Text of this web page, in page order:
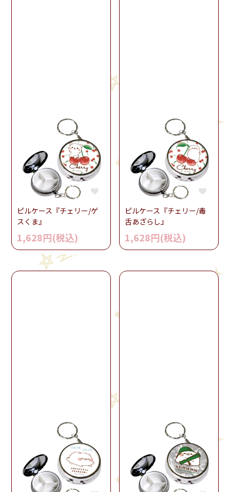
ピルケース『チェリー/ゲ
スくま』
1,628円(税込)
ピルケース『チェリー/毒
舌あざらし』
1,628円(税込)